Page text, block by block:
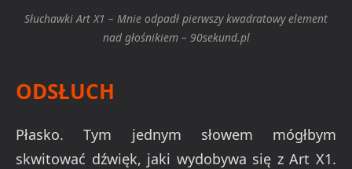
Słuchawki Art X1 – Mnie odpadł pierwszy kwadratowy element
nad głośnikiem – 90sekund.pl
ODSŁUCH
Płasko. Tym jednym słowem mógłbym
skwitować dźwięk, jaki wydobywa się z Art X1.